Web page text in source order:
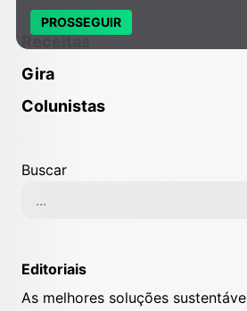
Gira
Colunistas
Buscar
Editoriais
As melhores soluções
PROSSEGUIR